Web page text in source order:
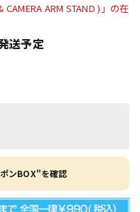
CAMERA ARM STAND )」の在
送予定
ンBOX"を確認